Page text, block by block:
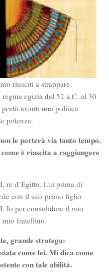
riusciti a strappare
egizia dal 52 a.C. al 30
portò avanti una politica
potenza.
le porterà via tanto tempo.
è riuscita a raggiungere
re d’Egitto. Lui prima di
con il suo primo figlio
Io per consolidare il mio
mio fratellino.
grande stratega:
come lei. Mi dica come
con tale abilità.